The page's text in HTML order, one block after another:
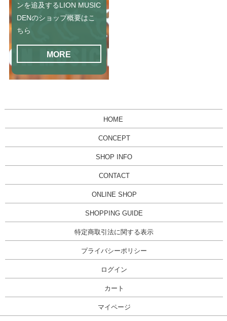
ンを追及するLION MUSIC
DENのショップ概要はこ
ちら
MORE
HOME
CONCEPT
SHOP INFO
CONTACT
ONLINE SHOP
SHOPPING GUIDE
特定商取引法に関する表示
プライバシーポリシー
ログイン
カート
マイページ